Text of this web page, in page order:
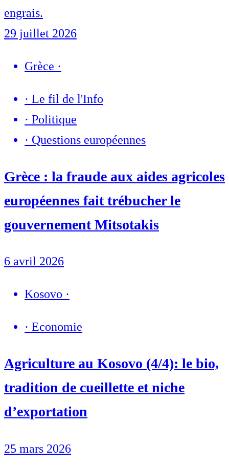
engrais.
29 juillet 2026
Grèce ·
· Le fil de l'Info
· Politique
· Questions européennes
Grèce : la fraude aux aides agricoles
européennes fait trébucher le
gouvernement Mitsotakis
6 avril 2026
Kosovo ·
· Economie
Agriculture au Kosovo (4/4): le bio,
tradition de cueillette et niche
d’exportation
25 mars 2026